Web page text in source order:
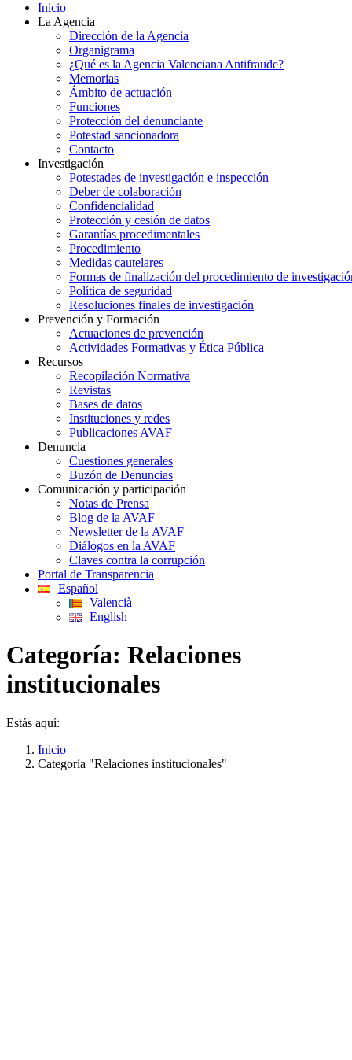
Inicio
La Agencia
Dirección de la Agencia
Organigrama
¿Qué es la Agencia Valenciana Antifraude?
Memorias
Ámbito de actuación
Funciones
Protección del denunciante
Potestad sancionadora
Contacto
Investigación
Potestades de investigación e inspección
Deber de colaboración
Confidencialidad
Protección y cesión de datos
Garantías procedimentales
Procedimiento
Medidas cautelares
Formas de finalización del procedimiento de
Política de seguridad
Resoluciones finales de investigación
Prevención y Formación
Actuaciones de prevención
Actividades Formativas y Ética Pública
Recursos
Recopilación Normativa
Revistas
Bases de datos
Instituciones y redes
Publicaciones AVAF
Denuncia
Cuestiones generales
Buzón de Denuncias
Comunicación y participación
Notas de Prensa
Blog de la AVAF
Newsletter de la AVAF
Diálogos en la AVAF
Claves contra la corrupción
Portal de Transparencia
Español
Valencià
English
Categoría: Relaciones
institucionales
Estás aquí:
Inicio
Categoría "Relaciones institucionales"